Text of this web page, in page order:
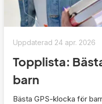
Uppdaterad 24 apr. 2026
Topplista:
barn
Bästa GPS-klocka för